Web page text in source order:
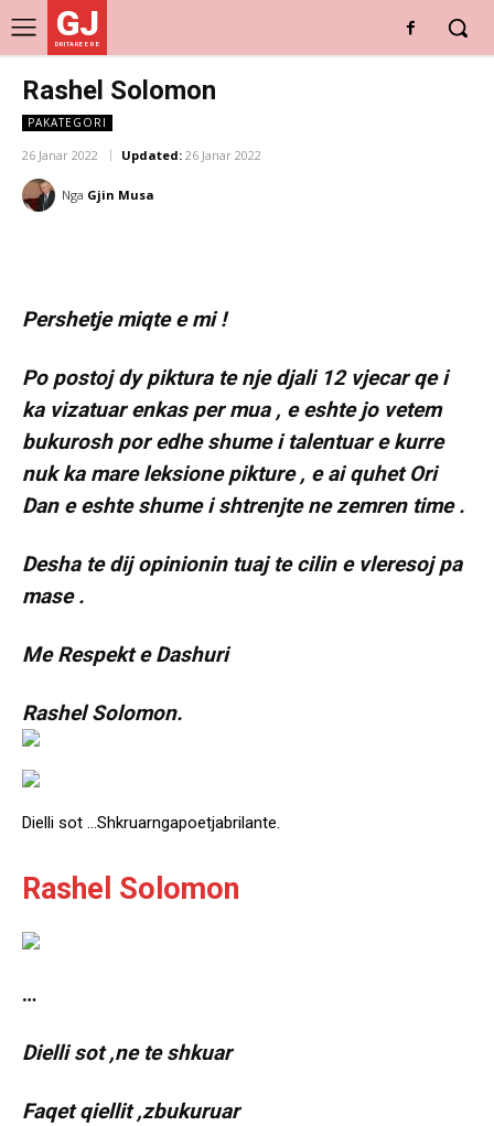
GJ
DRITARE E RE
Rashel Solomon
PAKATEGORI
26 Janar 2022 Updated: 26 Janar 2022
Nga Gjin Musa
Pershetje miqte e mi !
Po postoj dy piktura te nje djali 12 vjecar qe i
ka vizatuar enkas per mua , e eshte jo vetem
bukurosh por edhe shume i talentuar e kurre
nuk ka mare leksione pikture , e ai quhet Ori
Dan e eshte shume i shtrenjte ne zemren time .
Desha te dij opinionin tuaj te cilin e vleresoj pa
mase .
Me Respekt e Dashuri
Rashel Solomon.
Dielli sot …Shkruarngapoetjabrilante.
Rashel Solomon
…
Dielli sot ,ne te shkuar
Faqet qiellit ,zbukuruar